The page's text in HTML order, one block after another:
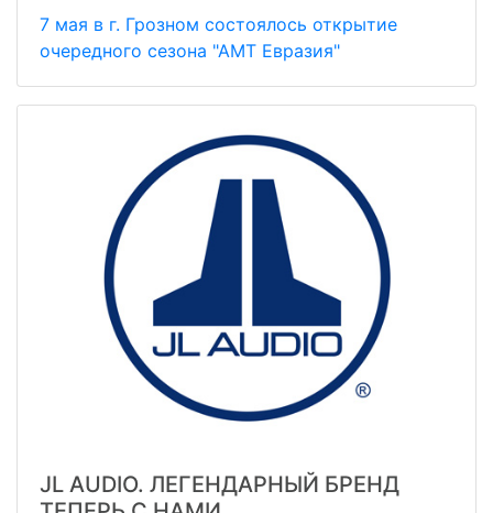
7 мая в г. Грозном состоялось открытие
очередного сезона "АМТ Евразия"
JL AUDIO. ЛЕГЕНДАРНЫЙ БРЕНД